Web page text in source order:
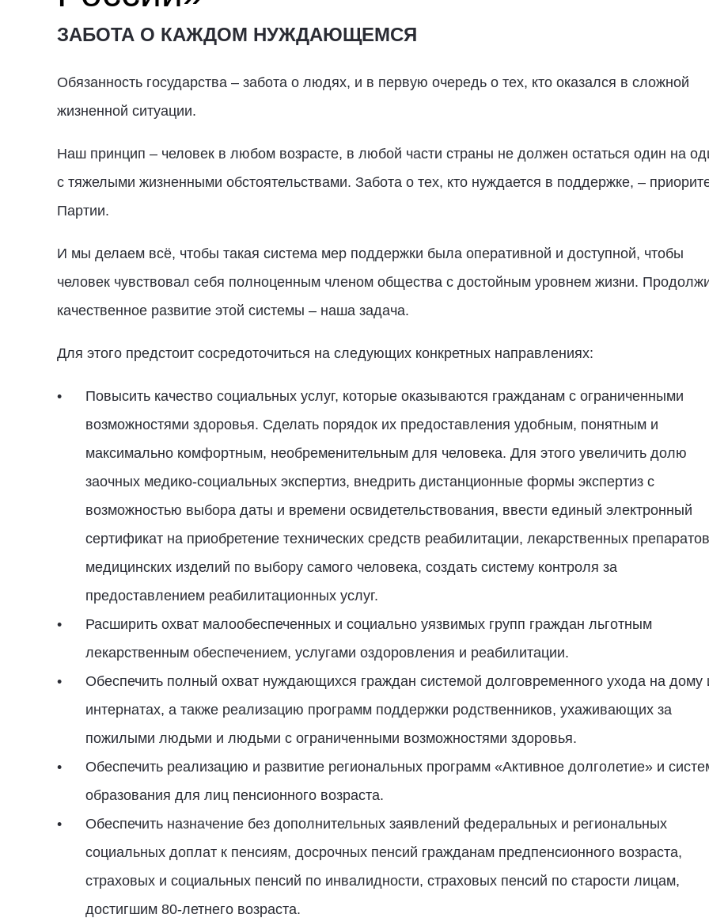
ЗАБОТА О КАЖДОМ НУЖДАЮЩЕМСЯ
Обязанность государства – забота о людях, и в первую очередь о тех, кто оказался в сложной
жизненной ситуации.
Наш принцип – человек в любом возрасте, в любой части страны не должен остаться один на
с тяжелыми жизненными обстоятельствами. Забота о тех, кто нуждается в поддержке, –
Партии.
И мы делаем всё, чтобы такая система мер поддержки была оперативной и доступной, чтобы
человек чувствовал себя полноценным членом общества с достойным уровнем жизни.
качественное развитие этой системы – наша задача.
Для этого предстоит сосредоточиться на следующих конкретных направлениях:
Повысить качество социальных услуг, которые оказываются гражданам с ограниченными
возможностями здоровья. Сделать порядок их предоставления удобным, понятным и
максимально комфортным, необременительным для человека. Для этого увеличить долю
заочных медико-социальных экспертиз, внедрить дистанционные формы экспертиз с
возможностью выбора даты и времени освидетельствования, ввести единый электронный
сертификат на приобретение технических средств реабилитации, лекарственных
медицинских изделий по выбору самого человека, создать систему контроля за
предоставлением реабилитационных услуг.
Расширить охват малообеспеченных и социально уязвимых групп граждан льготным
лекарственным обеспечением, услугами оздоровления и реабилитации.
Обеспечить полный охват нуждающихся граждан системой долговременного ухода на дому
интернатах, а также реализацию программ поддержки родственников, ухаживающих за
пожилыми людьми и людьми с ограниченными возможностями здоровья.
Обеспечить реализацию и развитие региональных программ «Активное долголетие» и
образования для лиц пенсионного возраста.
Обеспечить назначение без дополнительных заявлений федеральных и региональных
социальных доплат к пенсиям, досрочных пенсий гражданам предпенсионного возраста,
страховых и социальных пенсий по инвалидности, страховых пенсий по старости лицам,
достигшим 80-летнего возраста.